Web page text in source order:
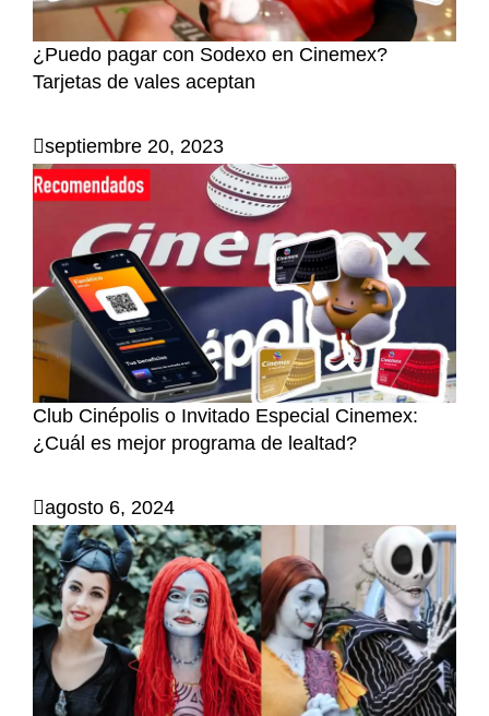
¿Puedo pagar con Sodexo en Cinemex?
Tarjetas de vales aceptan
septiembre 20, 2023
Club Cinépolis o Invitado Especial Cinemex:
¿Cuál es mejor programa de lealtad?
agosto 6, 2024